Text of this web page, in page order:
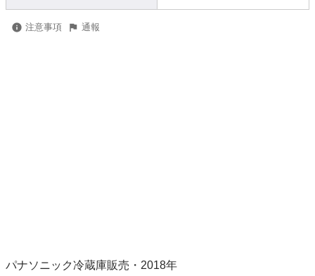
注意事項 通報
パナソニック冷蔵庫販売・2018年